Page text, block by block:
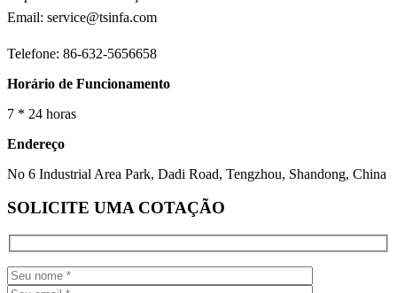
Email: service@tsinfa.com
Telefone: 86-632-5656658
Horário de Funcionamento
7 * 24 horas
Endereço
No 6 Industrial Area Park, Dadi Road, Tengzhou, Shandong, China
SOLICITE UMA COTAÇÃO